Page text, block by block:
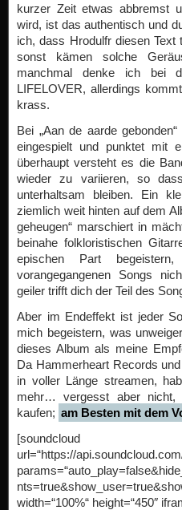
kurzer Zeit etwas abbremst
wird, ist das authentisch und
ich, dass Hrodulfr diesen Text
sonst kämen solche
manchmal denke ich bei
LIFELOVER, allerdings
krass.
Bei „Aan de aarde
eingespielt und punktet mit
überhaupt versteht es die
wieder zu variieren, so
unterhaltsam bleiben. Ein
ziemlich weit hinten auf dem
geheugen“ marschiert in
beinahe folkloristischen
epischen Part
vorangegangenen Songs
geiler trifft dich der Teil des
Aber im Endeffekt ist jeder
mich begeistern, was
dieses Album als meine
Da Hammerheart Records
in voller Länge streamen,
mehr… vergesst aber
kaufen; am Besten mit dem
[soundcloud
url=“https://
width=“100%“ height=“450″